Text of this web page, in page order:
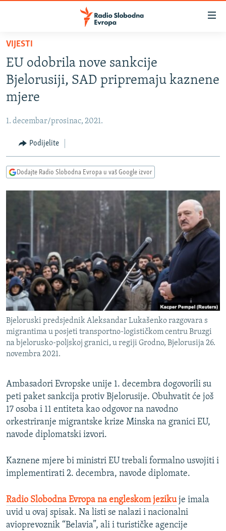
Pređite
glavni
sadržaj
Pređite
na
glavnu
Pređite
na
pretragu
BOSNA I HERCEGOVINA
SRBIJA
KOSOVO
CRNA GORA
VIZUELNO
RAT U UKRAJINI
KINA NA BALKANU
RSE PRIČE IZ SVIJETA
ISPRIČAJ MI
DNEVNO@RSE
SPECIJALI RSE
VIŠE OD NASLOVA
GENOCID U SREBRENICI
POPLAVE I KLIZIŠTA U BIH 2024.
TV LIBERTY
MOJA EVROPA
TRI DECENIJE OD RATA U BIH
SVE KARTE DEJTONA
NASTANAK I RASPAD JUGOSLAVIJE
PRATITE NAS
Sve RFE/RL stranice
VIJESTI
EU odobrila nove sankcije
Bjelorusiji, SAD pripremaju kaznene
mjere
1. decembar/prosinac, 2021.
Podijelite
Dodajte Radio Slobodna Evropa u vaš Google izvor
Bjeloruski predsjednik Aleksandar Lukašenko razgovara s
migrantima u posjeti transportno-logističkom centru Bruzgi
na bjelorusko-poljskoj granici, u regiji Grodno, Bjelorusija 26.
novembra 2021.
Ambasadori Evropske unije 1. decembra dogovorili su
peti paket sankcija protiv Bjelorusije. Obuhvatit će još
17 osoba i 11 entiteta kao odgovor na navodno
orkestriranje migrantske krize Minska na granici EU,
navode diplomatski izvori.
Kaznene mjere bi ministri EU trebali formalno usvojiti i
implementirati 2. decembra, navode diplomate.
Radio Slobodna Evropa na engleskom jezikuje imala
uvid u ovaj spisak. Na listi se nalazi i nacionalni
avioprevoznik “Belavia”, ali i turističke agencije